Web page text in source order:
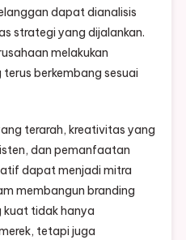
dapat dianalisis
strategi yang dijalankan.
melakukan
berkembang sesuai
terarah, kreativitas yang
dan pemanfaatan
dapat menjadi mitra
membangun branding
kuat tidak hanya
tetapi juga